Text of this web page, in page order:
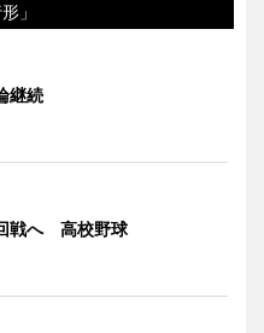
」
継続
戦へ 高校野球